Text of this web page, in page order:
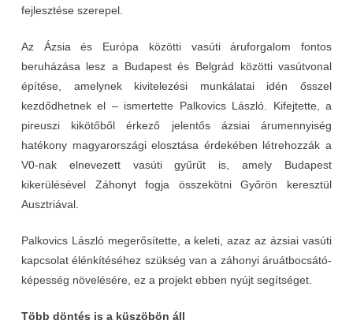
fejlesztése szerepel.
Az Ázsia és Európa közötti vasúti áruforgalom fontos
beruházása lesz a Budapest és Belgrád közötti vasútvonal
építése, amelynek kivitelezési munkálatai idén ősszel
kezdődhetnek el – ismertette Palkovics László. Kifejtette, a
pireuszi kikötőből érkező jelentős ázsiai árumennyiség
hatékony magyarországi elosztása érdekében létrehozzák a
V0-nak elnevezett vasúti gyűrűt is, amely Budapest
kikerülésével Záhonyt fogja összekötni Győrön keresztül
Ausztriával.
Palkovics László megerősítette, a keleti, azaz az ázsiai vasúti
kapcsolat élénkítéséhez szükség van a záhonyi áruátbocsátó-
képesség növelésére, ez a projekt ebben nyújt segítséget.
Több döntés is a küszöbön áll